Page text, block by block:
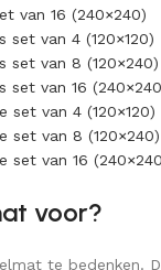
van 16 (240×240)
van 4 (120×120)
van 8 (120×240)
van 16
van 4 (120×120)
van 8 (120×240)
van 16
voor?
te